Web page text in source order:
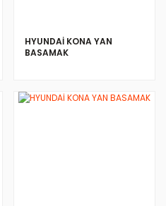
HYUNDAİ KONA YAN
BASAMAK